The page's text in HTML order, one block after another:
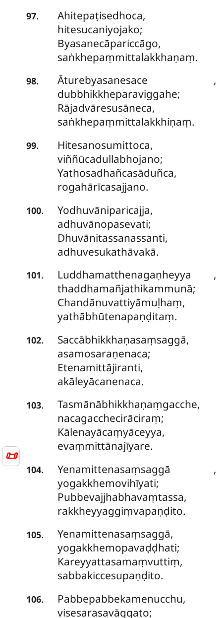
📜
97.
Ahitepaṭisedhoca,
hitesucaniyojako;
Byasanecāpariccāgo,
saṅkhepaṃmittalakkhaṇaṃ.
98. Āturebyasanesace ,
dubbhikkheparaviggahe;
Rājadvāresusāneca,
saṅkhepaṃmittalakkhiṇaṃ.
99.
Hitesanosumittoca,
viññūcadullabhojano;
Yathosadhañcasāduñca,
rogahārīcasajjano.
100.
Yodhuvāniparicajja,
adhuvānopasevati;
Dhuvānitassanassanti,
adhuvesukathāvakā.
101. Luddhamatthenagaṇheyya ,
thaddhamañjathikammunā;
Chandānuvattiyāmuḷhaṃ,
yathābhūtenapaṇḍitaṃ.
102.
Saccābhikkhaṇasaṃsaggā,
asamosaraṇenaca;
Etenamittājiranti,
akāleyācanenaca.
103.
Tasmānābhikkhaṇaṃgacche,
nacagacchecirāciraṃ;
Kālenayācaṃyāceyya,
evaṃmittānajīyare.
104. Yenamittenasaṃsaggā ,
yogakkhemovihīyati;
Pubbevajjhabhavaṃtassa,
rakkheyyaggiṃvapaṇḍito.
105.
Yenamittenasaṃsaggā,
yogakkhemopavaḍḍhati;
Kareyyattasamaṃvuttiṃ,
sabbakiccesupaṇḍito.
106.
Pabbepabbekamenucchu,
visesarasavāggato;